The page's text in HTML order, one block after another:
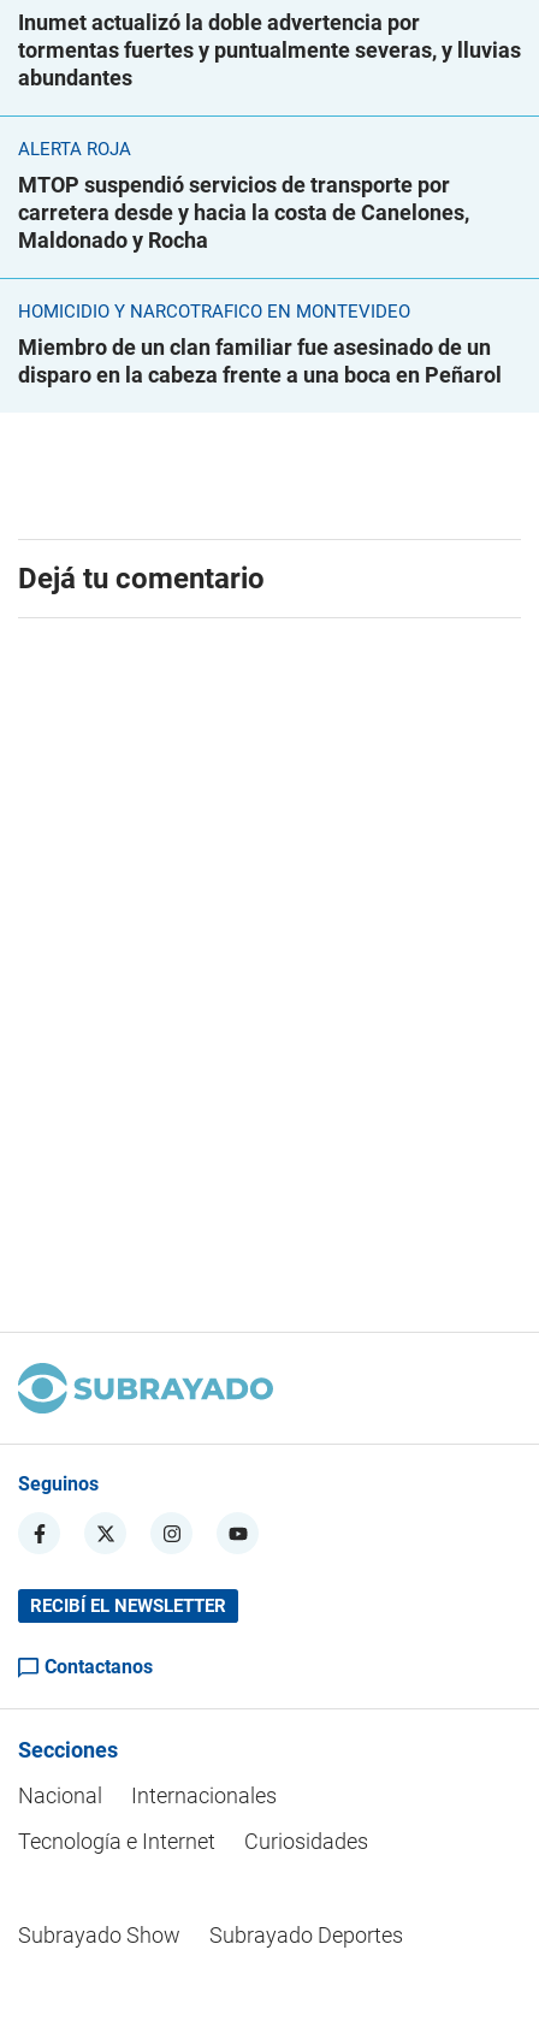
Inumet actualizó la doble advertencia por
tormentas fuertes y puntualmente severas, y lluvias
abundantes
ALERTA ROJA
MTOP suspendió servicios de transporte por
carretera desde y hacia la costa de Canelones,
Maldonado y Rocha
HOMICIDIO Y NARCOTRÁFICO EN MONTEVIDEO
Miembro de un clan familiar fue asesinado de un
disparo en la cabeza frente a una boca en Peñarol
Dejá tu comentario
Seguinos
RECIBÍ EL NEWSLETTER
Contactanos
Secciones
Nacional
Internacionales
Tecnología e Internet
Curiosidades
Subrayado Show Subrayado Deportes